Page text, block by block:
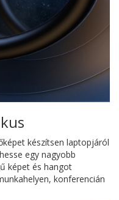
készítsen laptopjáról
egy nagyobb
képet és hangot
konferencián